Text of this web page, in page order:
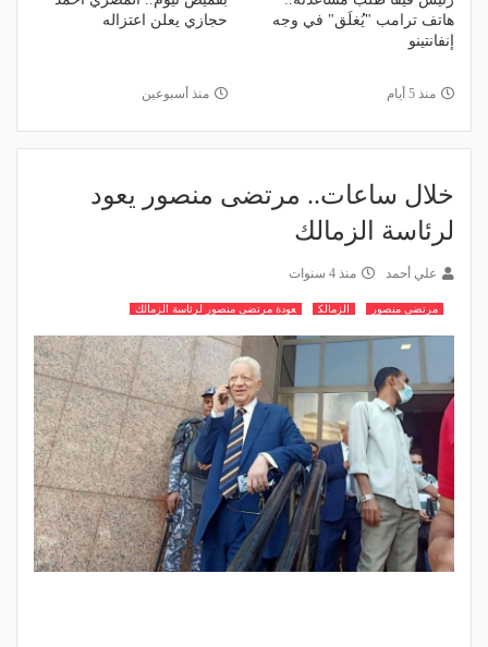
هاتف ترامب "يُغلَق" في وجه
إنفانتينو
منذ 5 أيام
حجازي يعلن اعتزاله
منذ أسبوعين
خلال ساعات.. مرتضى منصور يعود
لرئاسة الزمالك
علي أحمد منذ 4 سنوات
مرتضى منصور الزمالك عودة مرتضى منصور لرئاسة الزمالك